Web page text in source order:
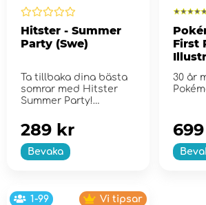
Hitster - Summer
Party (Swe)
Ta tillbaka dina bästa
somrar med Hitster
Summer Party!
Bevaka
289 kr
First
2
30 år
1-99 Vi tipsar